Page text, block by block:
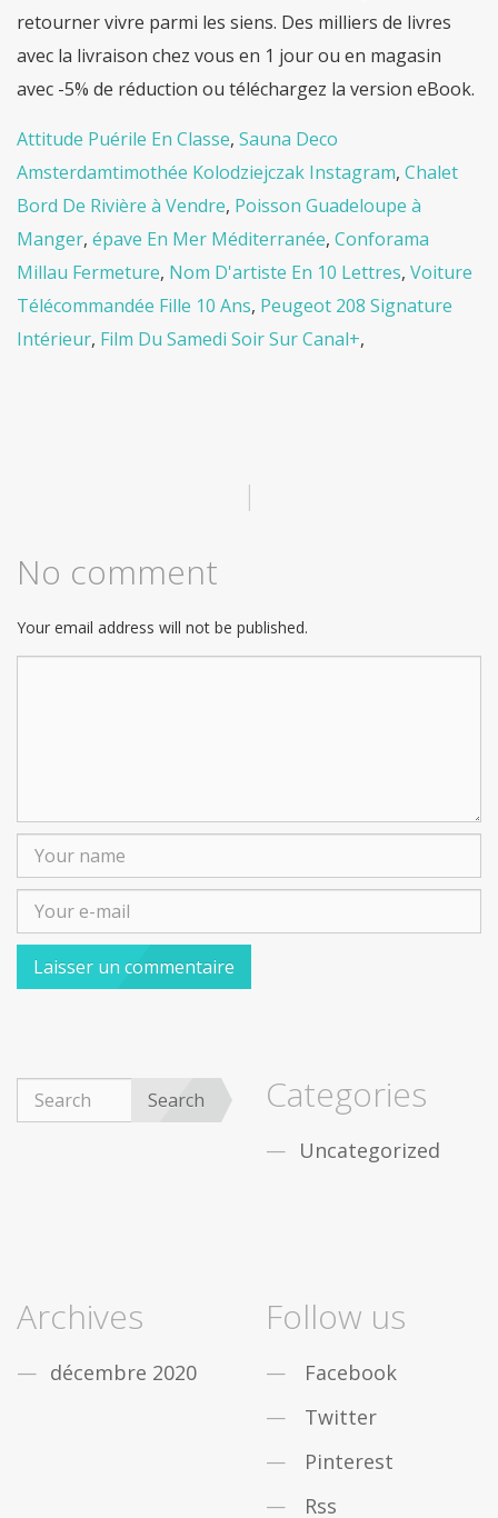
retourner vivre parmi les siens. Des milliers de livres
avec la livraison chez vous en 1 jour ou en magasin
avec -5% de réduction ou téléchargez la version eBook.
Attitude Puérile En Classe, Sauna Deco
Amsterdamtimothée Kolodziejczak Instagram, Chalet
Bord De Rivière à Vendre, Poisson Guadeloupe à
Manger, épave En Mer Méditerranée, Conforama
Millau Fermeture, Nom D'artiste En 10 Lettres, Voiture
Télécommandée Fille 10 Ans, Peugeot 208 Signature
Intérieur, Film Du Samedi Soir Sur Canal+,
|
No comment
Your email address will not be published.
Search Categories
Uncategorized
Archives
décembre 2020
Follow us
Facebook
Twitter
Pinterest
Rss